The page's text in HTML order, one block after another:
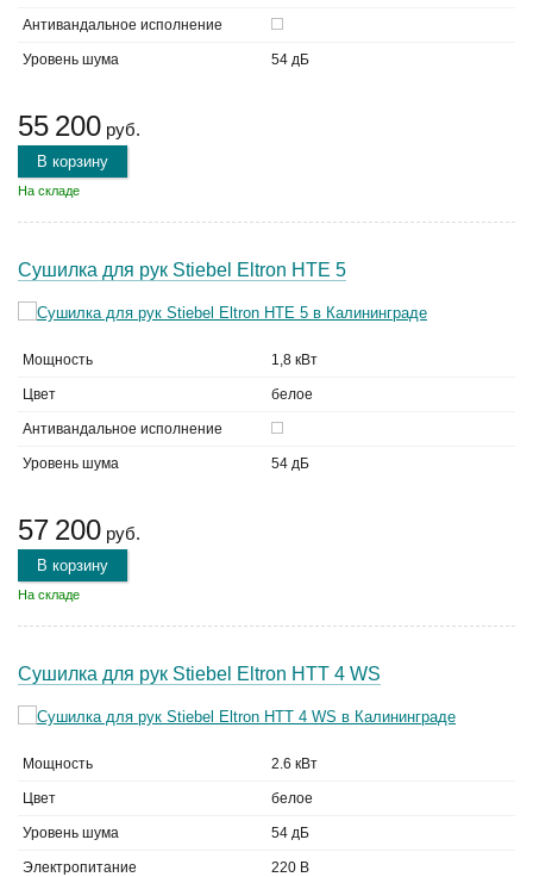
Антивандальное исполнение
Уровень шума 54 дБ
55 200 руб.
В корзину
На складе
Сушилка для рук Stiebel Eltron HTE 5
Мощность 1,8 кВт
Цвет белое
Антивандальное исполнение
Уровень шума 54 дБ
57 200 руб.
В корзину
На складе
Сушилка для рук Stiebel Eltron HTT 4 WS
Мощность 2.6 кВт
Цвет белое
Уровень шума 54 дБ
Электропитание 220 В